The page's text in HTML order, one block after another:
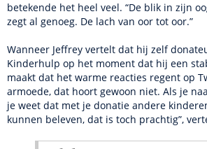
betekende het heel veel. “De blik in zijn
zegt al genoeg. De lach van oor tot oor.”
Wanneer Jeffrey vertelt dat hij zelf
Kinderhulp op het moment dat hij een
maakt dat het warme reacties regent op
armoede, dat hoort gewoon niet. Als je
je weet dat met je donatie andere
kunnen beleven, dat is toch prachtig”,